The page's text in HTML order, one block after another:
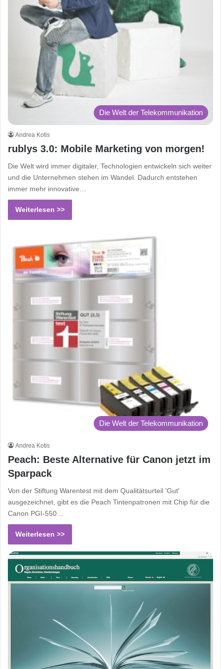
Die Welt der Telekommunikation
Andrea Kotis
rublys 3.0: Mobile Marketing von morgen!
Die Welt wird immer digitaler, Technologien entwickeln sich weiter
und die Unternehmen stehen im Wandel. Dadurch entstehen
immer mehr innovative…
Weiterlesen >>
Die Welt der Telekommunikation
Andrea Kotis
Peach: Beste Alternative für Canon jetzt im
Sparpack
Von der Stiftung Warentest mit dem Qualitätsurteil 'Gut'
ausgezeichnet, gibt es die Peach Tintenpatronen mit Chip für die
Canon PGI-550…
Weiterlesen >>